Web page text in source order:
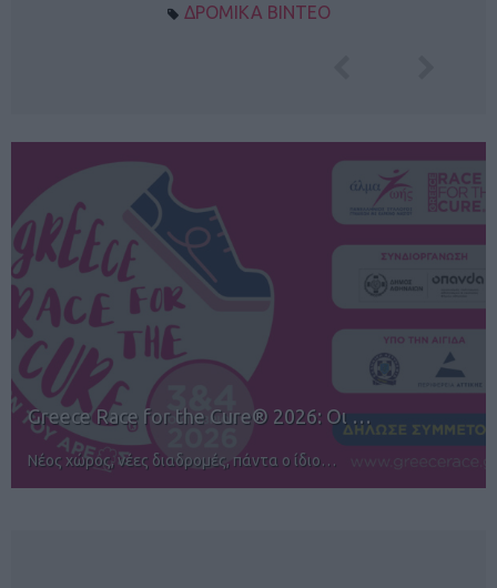
ΔΡΟΜΙΚΑ ΒΙΝΤΕΟ
12ος TUI Rhodes Marathon: Άνοιγμα ε…
Αγώνες για όλους στην Ρόδο